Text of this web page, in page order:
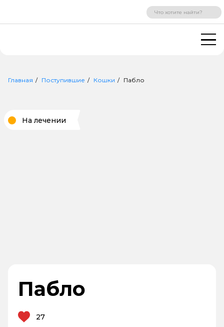
ВХОД РЕГИСТРАЦИЯ
Главная Поступившие Кошки Пабло
На лечении
Пабло
27